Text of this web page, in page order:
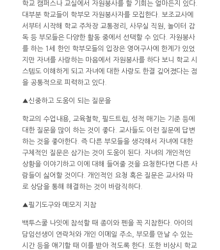
학교 캠퍼스나 교실에서 자원봉사를 할 기회는 얼마든지 있다.
대부분 학교들이 학부모 자원봉사자를 모집한다. 보조교사에
서부터 시작해 학교 주차장 교통정리, 사무실 직원, 놀이터 감
독 등 부모들은 다양한 활동 중에서 선택할 수 있다. 자원봉사
를 하는 1세 한인 학부모들의 입장은 영어구사에 한계가 있었
지만 자녀를 사랑하는 마음에서 자원봉사를 하다 보니 학교 시
스템도 이해하게 되고 자녀에 대한 사랑도 한결 깊어졌다는 점
을 공통적으로 피력하고 있다.
▲신중하고 도움이 되는 질문을
학교의 수업내용, 교육철학, 필드트립, 성적 매기는 기준 등에
대한 질문을 많이 하는 것이 좋다. 교사들도 이런 질문에 답변
하는 것을 좋아한다. 즉 다른 부모들을 생각해서 자녀에 대한
구체적인 질문은 삼가는 것이 도움이 된다. 자녀의 개인적인
상황을 이야기하고 이에 대해 들어줄 것을 요청한다면 다른 사
람들이 싫어할 것이다. 개인적인 요청 혹은 질문은 교사와 따
로 상담을 통해 해결하는 것이 바람직하다.
▲필기도구와 메모지 지참
백투스쿨 나잇에 참석할 때 종이와 펜을 꼭 지참한다. 아이의
담임선생이 연락처와 개인 이메일 주소, 부모를 만날 수 있는
시간 등을 얘기할 때 이를 받아 적도록 한다. 또한 비상시 학교